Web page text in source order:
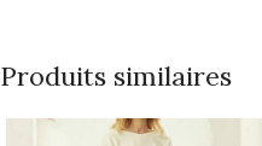
Produits similaires